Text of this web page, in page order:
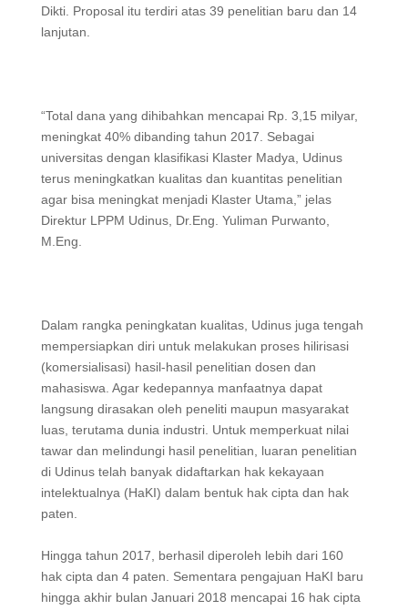
Dikti. Proposal itu terdiri atas 39 penelitian baru dan 14
lanjutan.
“Total dana yang dihibahkan mencapai Rp. 3,15 milyar,
meningkat 40% dibanding tahun 2017. Sebagai
universitas dengan klasifikasi Klaster Madya, Udinus
terus meningkatkan kualitas dan kuantitas penelitian
agar bisa meningkat menjadi Klaster Utama,” jelas
Direktur LPPM Udinus, Dr.Eng. Yuliman Purwanto,
M.Eng.
Dalam rangka peningkatan kualitas, Udinus juga tengah
mempersiapkan diri untuk melakukan proses hilirisasi
(komersialisasi) hasil-hasil penelitian dosen dan
mahasiswa. Agar kedepannya manfaatnya dapat
langsung dirasakan oleh peneliti maupun masyarakat
luas, terutama dunia industri. Untuk memperkuat nilai
tawar dan melindungi hasil penelitian, luaran penelitian
di Udinus telah banyak didaftarkan hak kekayaan
intelektualnya (HaKI) dalam bentuk hak cipta dan hak
paten.
Hingga tahun 2017, berhasil diperoleh lebih dari 160
hak cipta dan 4 paten. Sementara pengajuan HaKI baru
hingga akhir bulan Januari 2018 mencapai 16 hak cipta